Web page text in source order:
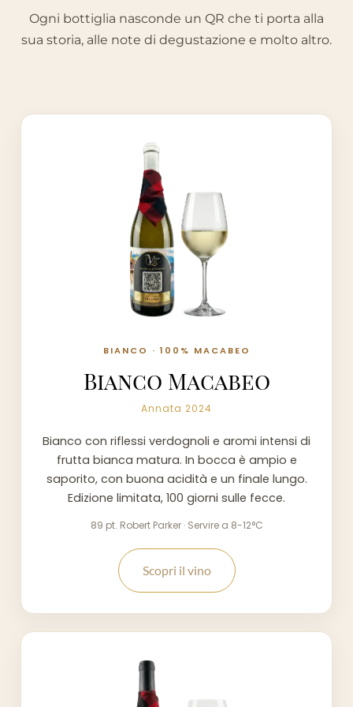
Ogni bottiglia nasconde un QR che ti porta alla
sua storia, alle note di degustazione e molto altro.
BIANCO · 100% MACABEO
Bianco Macabeo
Annata 2024
Bianco con riflessi verdognoli e aromi intensi di
frutta bianca matura. In bocca è ampio e
saporito, con buona acidità e un finale lungo.
Edizione limitata, 100 giorni sulle fecce.
89 pt. Robert Parker · Servire a 8-12°C
Scopri il vino